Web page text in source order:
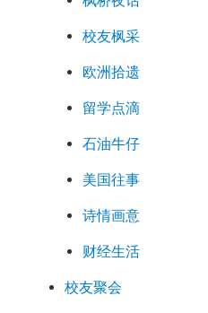
校友枫采
欧洲拾遗
留学点滴
石油牛仔
美国往事
诗情画意
财经生活
校友聚会